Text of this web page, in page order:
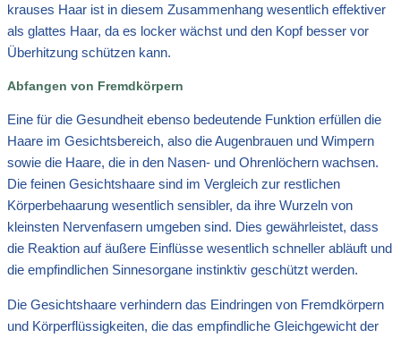
krauses Haar ist in diesem Zusammenhang wesentlich effektiver
als glattes Haar, da es locker wächst und den Kopf besser vor
Überhitzung schützen kann.
Abfangen von Fremdkörpern
Eine für die Gesundheit ebenso bedeutende Funktion erfüllen die
Haare im Gesichtsbereich, also die Augenbrauen und Wimpern
sowie die Haare, die in den Nasen- und Ohrenlöchern wachsen.
Die feinen Gesichtshaare sind im Vergleich zur restlichen
Körperbehaarung wesentlich sensibler, da ihre Wurzeln von
kleinsten Nervenfasern umgeben sind. Dies gewährleistet, dass
die Reaktion auf äußere Einflüsse wesentlich schneller abläuft und
die empfindlichen Sinnesorgane instinktiv geschützt werden.
Die Gesichtshaare verhindern das Eindringen von Fremdkörpern
und Körperflüssigkeiten, die das empfindliche Gleichgewicht der